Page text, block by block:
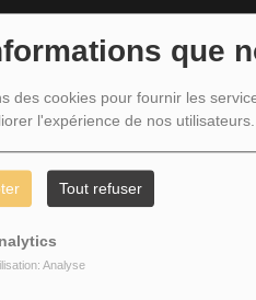
que
des cookies pour fournir les
l'expérience de nos utilisateurs.
Tout refuser
Analyse